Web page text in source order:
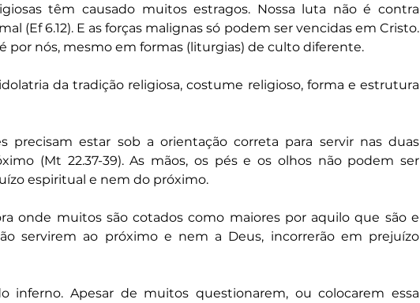
têm causado muitos estragos. Nossa luta não é contra
(Ef 6.12). E as forças malignas só podem ser vencidas em Cristo.
por nós, mesmo em formas (liturgias) de culto diferente.
da tradição religiosa, costume religioso, forma e estrutura
precisam estar sob a orientação correta para servir nas duas
(Mt 22.37-39). As mãos, os pés e os olhos não podem ser
espiritual e nem do próximo.
onde muitos são cotados como maiores por aquilo que são e
servirem ao próximo e nem a Deus, incorrerão em prejuízo
inferno. Apesar de muitos questionarem, ou colocarem essa